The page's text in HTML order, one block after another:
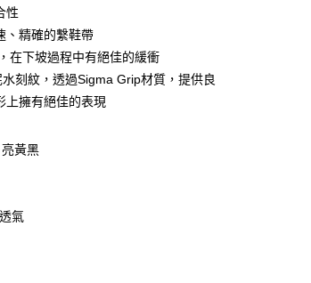
」，訂單成立後會自動跳轉到大哥付的交易
金額請依後續交易確認頁面所載為準。
確認交易或遇審核未通過，訂單將自動取
況，表示未達大哥付你分期系統評分，恕
哥付你分期」於每月結算日後寄送繳費提
擇「超商條碼／台灣大直營門市／銀行轉
限公司」（以下簡稱本公司）所提供，讓
買商品或服務，並由商店將買賣／分期付
依約使用本公司帳單繳交帳款。
期」之契約關係目的，商店將以您的個人
之後才付款」的支付方式。 讓您購物簡單
綁卡、不需儲值。
，再付款。
】
享後付」後，將跳轉至「AFTEE先享後
確認金額後，即可完成結帳。
繳費通知簡訊。
，點擊此簡訊中的連結，可透過四大超商
進行付款，方視為交易完成。
需立刻繳費，但若您需要取消訂單，請聯
以上)免運費
性
、精確的繫鞋帶
在下坡過程中有絕佳的緩衝
刻紋，透過Sigma Grip材質，提供良
上擁有絕佳的表現
黃黑
氣